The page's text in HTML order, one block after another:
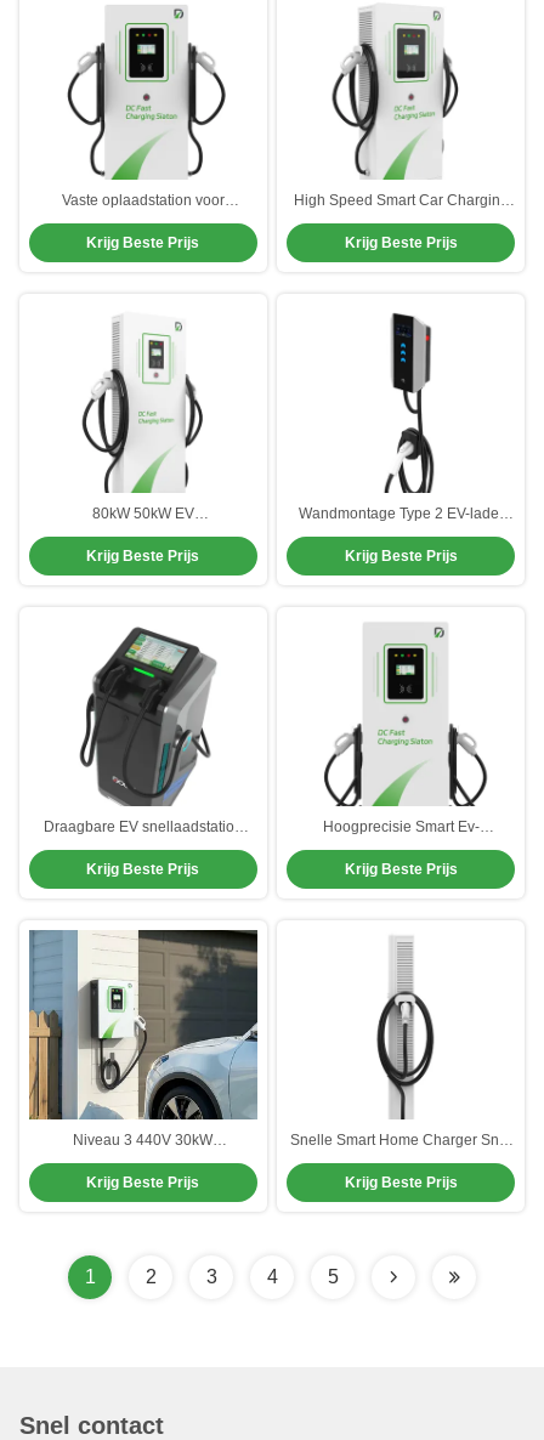
Vaste oplaadstation voor
commerciële 160 kW-laders
Krijg Beste Prijs
High Speed Smart Car Charging
Station voor industriële
toepassingen
Krijg Beste Prijs
80kW 50kW EV
voertuigoplaadstation Smart
Control met OCPP management
systeem
Krijg Beste Prijs
Wandmontage Type 2 EV-lader
met App RFID 3-in-1 Slimme
Laadpaal 7kW / 11kW / 22kW
Krijg Beste Prijs
Draagbare EV snellaadstation
Zelfrijdend 80kW Uitgang Ground
Clearance 150mm 280 kg met
batterij
Krijg Beste Prijs
Hoogprecisie Smart Ev-
laadmachine aanpasbaar voor
openbare laadstations
Krijg Beste Prijs
Niveau 3 440V 30kW
gelijkstroomoplader voetstuk
gemonteerd met aangepaste kleur
Krijg Beste Prijs
Snelle Smart Home Charger Snel
opladen Ev Station Stofvrij
Krijg Beste Prijs
1 2 3 4 5
Snel contact